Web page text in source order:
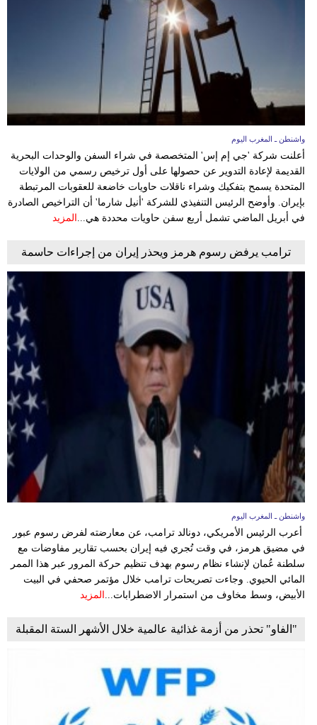
واشنطن ـ المغرب اليوم
أعلنت شركة 'جي إم إس' المتخصصة في شراء السفن والوحدات البحرية
القديمة لإعادة التدوير عن حصولها على أول ترخيص رسمي من الولايات
المتحدة يسمح بتفكيك وشراء ناقلات حاويات خاضعة للعقوبات المرتبطة
بإيران. وأوضح الرئيس التنفيذي للشركة 'أنيل شارما' أن التراخيص الصادرة
في أبريل الماضي تشمل أربع سفن حاويات محددة هي... المزيد
ترامب يرفض رسوم هرمز ويحذر إيران من إجراءات حاسمة
واشنطن ـ المغرب اليوم
أعرب الرئيس الأمريكي، دونالد ترامب، عن معارضته لفرض رسوم عبور
في مضيق هرمز، في وقت تُجري فيه إيران بحسب تقارير مفاوضات مع
سلطنة عُمان لإنشاء نظام رسوم بهدف تنظيم حركة المرور عبر هذا الممر
المائي الحيوي. وجاءت تصريحات ترامب خلال مؤتمر صحفي في البيت
الأبيض، وسط مخاوف من استمرار الاضطرابات... المزيد
"الفاو" تحذر من أزمة غذائية عالمية خلال الأشهر الستة المقبلة